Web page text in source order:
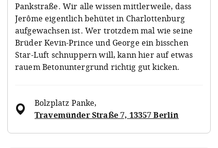
Pankstraße. Wir alle wissen mittlerweile, dass
Jerôme eigentlich behütet in Charlottenburg
aufgewachsen ist. Wer trotzdem mal wie seine
Brüder Kevin-Prince und George ein bisschen
Star-Luft schnuppern will, kann hier auf etwas
rauem Betonuntergrund richtig gut kicken.
Bolzplatz Panke,
Travemünder Straße 7, 13357 Berlin